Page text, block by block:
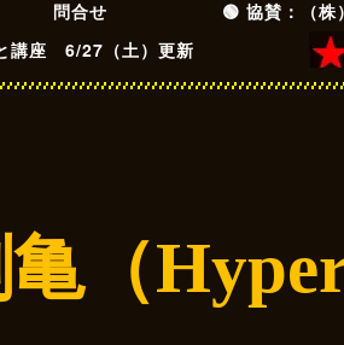
問合せ
🟢 協賛：（株
講座 6/27（土）更新
（